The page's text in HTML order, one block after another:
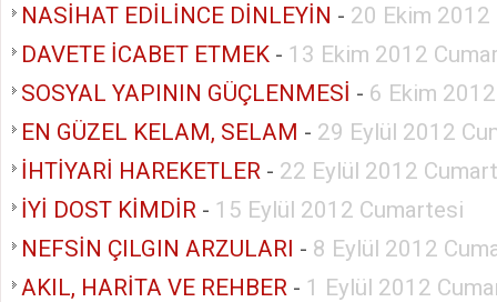
NASİHAT EDİLİNCE DİNLEYİN - 20 Ekim
DAVETE İCABET ETMEK - 13 Ekim 2012
SOSYAL YAPININ GÜÇLENMESİ - 6 Ekim
EN GÜZEL KELAM, SELAM - 29 Eylül 2012
İHTİYARİ HAREKETLER - 22 Eylül 2012
İYİ DOST KİMDİR - 15 Eylül 2012 Cumartesi
NEFSİN ÇILGIN ARZULARI - 8 Eylül 2012
AKIL, HARİTA VE REHBER - 1 Eylül 2012